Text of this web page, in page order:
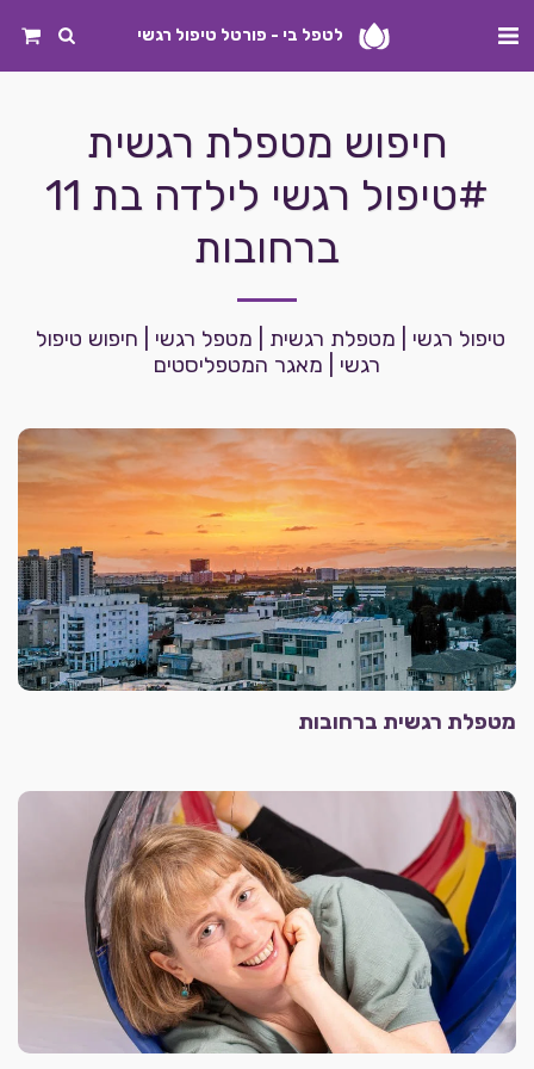
לטפל בי - פורטל טיפול רגשי
חיפוש מטפלת רגשית
#טיפול רגשי לילדה בת 11
ברחובות
רגשי | מאגר המטפליסטים
מטפלת רגשית ברחובות